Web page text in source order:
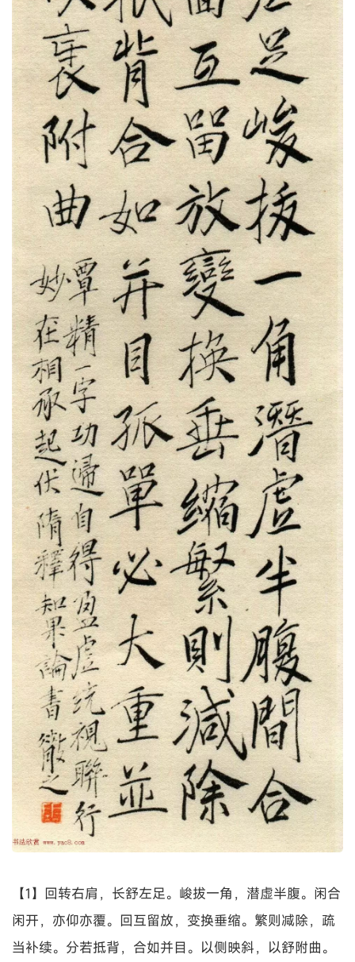
【1】回转右肩，长舒左足。峻拔一角，潜虚半腹。闲合
闲开，亦仰亦覆。回互留放，变换垂缩。繁则减除，疏
当补续。分若抵背，合如并目。以侧映斜，以舒附曲。